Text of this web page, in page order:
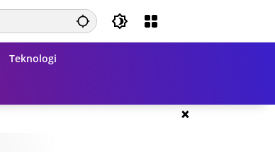
Teknologi
×